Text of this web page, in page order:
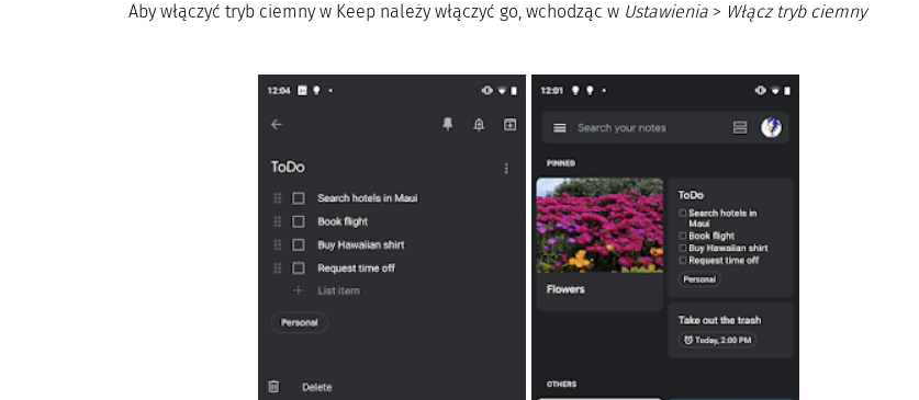
Aby włączyć tryb ciemny w Keep należy włączyć go, wchodząc w Ustawienia > Włącz tryb ciemny